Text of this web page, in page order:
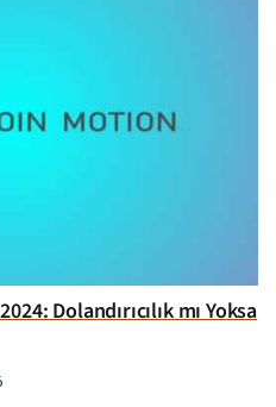
Dolandırıcılık mı Yoksa